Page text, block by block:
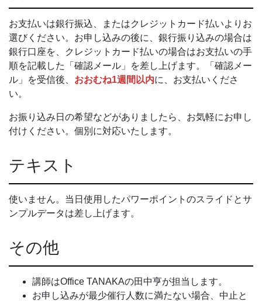
お支払いは銀行振込、またはクレジットカード払いよりお
選びください。お申し込みの後に、銀行振り込みの場合は
銀行口座を、クレジットカード払いの場合はお支払いの手
順を記載した「確認メール」を差し上げます。「確認メー
ル」を受信後、 おおむね1週間以内に、お支払いくださ
い。
お振り込み日の希望などがありましたら、お気軽にお申し
付けください。個別に対応いたします。
テキスト
使いません。当日使用したパワーポイントのスライドとサ
ンプルデータは差し上げます。
その他
講師はOffice TANAKAの田中亨が担当します。
お申し込みが最少催行人数に満たない場合、中止と